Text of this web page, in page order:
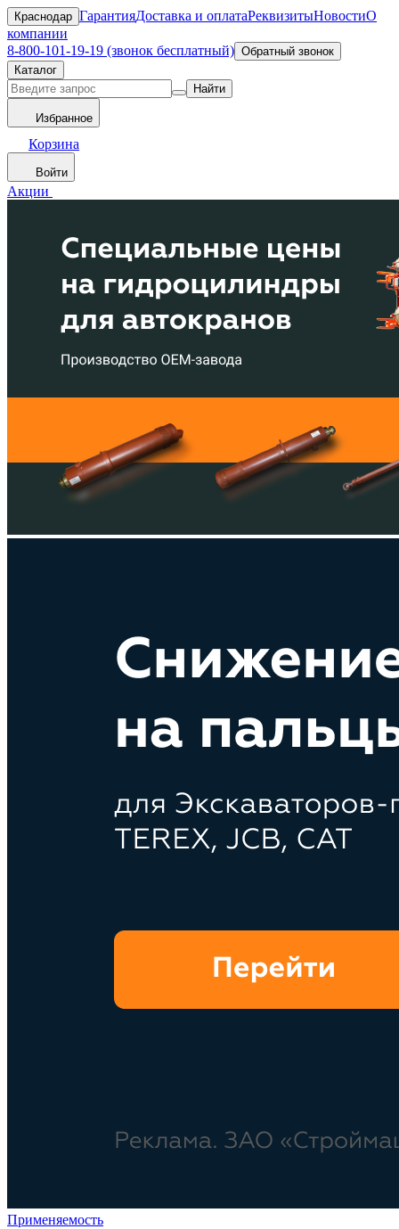
Краснодар ГарантияДоставка и оплатаРеквизитыНовостиО
компании
8-800-101-19-19 (звонок бесплатный) Обратный звонок
Каталог
Найти
Избранное
Корзина
Войти
Акции
Применяемость